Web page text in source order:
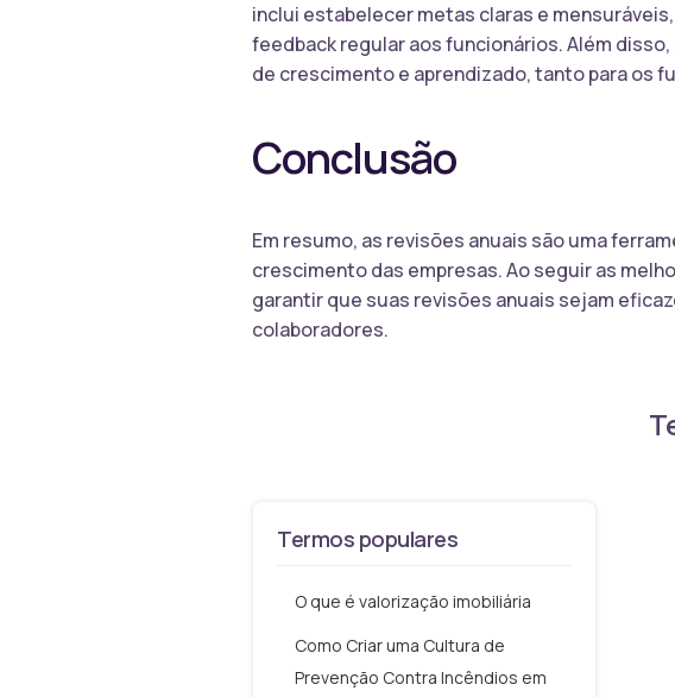
inclui estabelecer metas claras e
feedback regular aos funcionários. Além
de crescimento e aprendizado, tanto para os
Conclusão
Em resumo, as revisões anuais são uma
crescimento das empresas. Ao seguir as
garantir que suas revisões anuais sejam
colaboradores.
Termos populares
O que é valorização imobiliária
Como Criar uma Cultura de
Prevenção Contra Incêndios em